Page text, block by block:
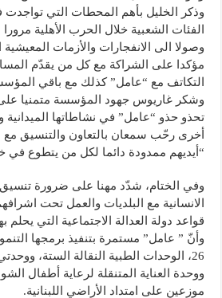
وذكر الخليل بأهم المحطات التي تواجدت
الفئات الشعبية خلال الحرب الأهلية مرورا
وصولا الى الانفجارات والأزمات المعيشية
مؤكدا على الشراكة مع كل من يقدّم
التكاتف مع “عامل” كذلك مع باقي
وشكر غاريوس جهود المؤسسة متمنيا
تحذو حذو “عامل” في نشاطاتها الميدانية
أخرى رحّب سمعان بالتعاون والتنسيق
“أيديهم ممدودة دائما لكل من يتطوع في
وفي الختام، شدّد مهنا على ضرورة
الانسانية مع البلديات والعمل تحت
قواعد دولة العدالة الاجتماعية التي يحلم
وأنّ ” عامل” مستمرة بتنفيذ برمجها
26، الوحدات الطبية النقالة الستة،
موزعين على امتداد الأراضي اللبنانية.